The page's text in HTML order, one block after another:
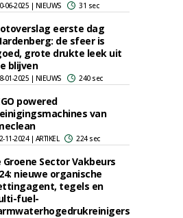
06-2025 | NIEUWS 31 sec
eerste dag
de sfeer is
grote drukte leek uit
blijven
01-2025 | NIEUWS 240 sec
powered
van
11-2024 | ARTIKEL 224 sec
Groene Sector Vakbeurs
nieuwe organische
tegels en
fuel-